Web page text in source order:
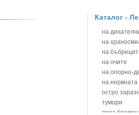
и детето
и детето
и детето
си
Блатен
Блян
Бобови
Божур -
Борови
Босилек -
Брей -
Брош -
Бръшлян -
Бряст -
Каталог -
на
на
на
на очите
на опорно-
на нервната
остро
тумори
през